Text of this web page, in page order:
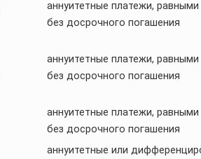
аннуитетные платежи,
без досрочного погашения
аннуитетные платежи,
без досрочного погашения
аннуитетные платежи,
без досрочного погашения
аннуитетные или